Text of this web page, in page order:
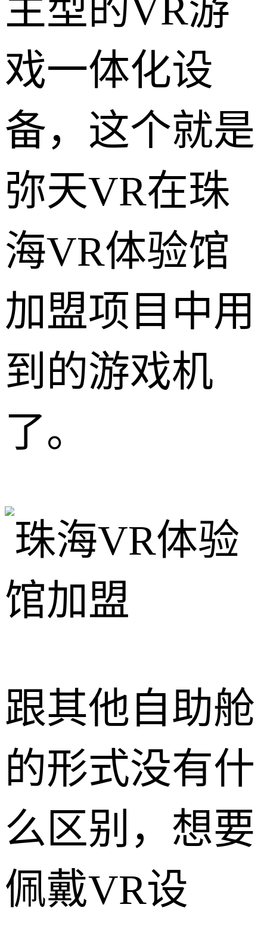
主型的VR游
戏一体化设
备，这个就是
弥天VR在珠
海VR体验馆
加盟项目中用
到的游戏机
了。
跟其他自助舱
的形式没有什
么区别，想要
佩戴VR设